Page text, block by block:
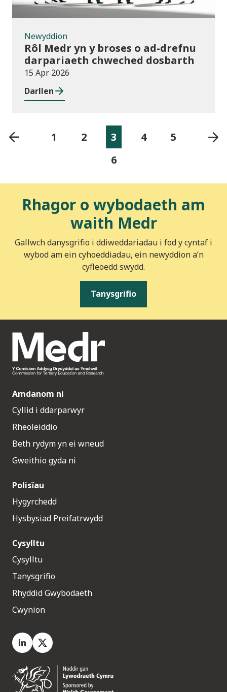
Newyddion
Rôl Medr yn y broses o ad-drefnu
darpariaeth chweched dosbarth
15 Apr 2026
Darllen
1 2 3 4
5
6
Rhagor o wybodaeth am
waith Medr
Gallwch danysgrifio i ddiweddariadau i fod y cyntaf i
wybod am ein cyhoeddiadau, ein newyddion a’n
cyfleoedd swydd.
Tanysgrifio
Amdanom ni
Cyllid i ddarparwyr
Rheoleiddio
Beth rydym yn ei wneud
Gweithio gyda ni
Polisïau
Hygyrchedd
Hysbysiad Preifatrwydd
Cysylltu
Cysylltu
Tanysgrifio
Rhyddid Gwybodaeth
Cwynion
LinkedIn
X.com